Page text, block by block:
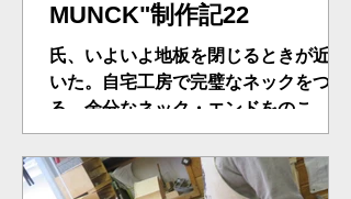
MUNCK"制作記22
氏、いよいよ地板を閉じるときが近付
いた。自宅工房で完璧なネックをつけ
る。余分なネック・エンドをのこ、カ
ンナ、ノミ、やすりで平面を出す。さ
あ！、地板を閉じようとしたが、モー
ルドを外してきたため、どうしても内